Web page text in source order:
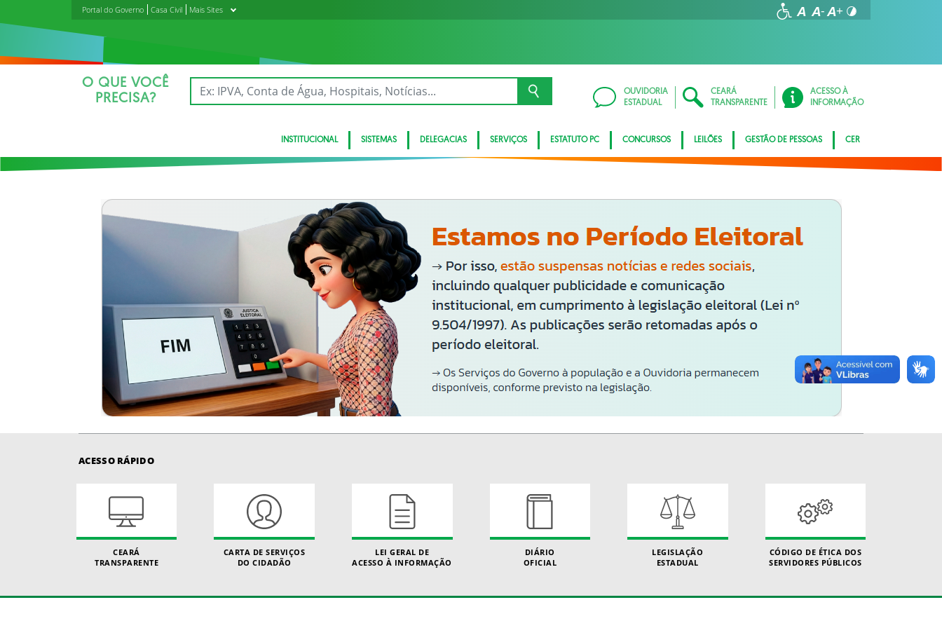
Portal do Governo Casa Civil Mais Sites
O QUE VOCÊ
PRECISA?
OUVIDORIA
ESTADUAL
CEARÁ
TRANSPARENTE
ACESSO À
INFORMAÇÃO
INSTITUCIONAL SISTEMAS DELEGACIAS SERVIÇOS ESTATUTO PC CONCURSOS LEILÕES GESTÃO DE PESSOAS CER
ACESSO RÁPIDO
CEARÁ
TRANSPARENTE
CARTA DE SERVIÇOS
DO CIDADÃO
LEI GERAL DE
ACESSO À INFORMAÇÃO
DIÁRIO
OFICIAL
LEGISLAÇÃO
ESTADUAL
CÓDIGO DE ÉTICA DOS
SERVIDORES PÚBLICOS